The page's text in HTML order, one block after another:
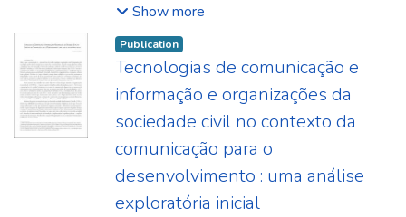
informações sistemáticas voltadas à
transparência pública e à prestação de
contas. Sendo assim, o Mapa das OSCs
vem como uma plataforma que agrega
informações concisas, abrangentes e
acessíveis sobre todas as OSCs brasileiras,
além de integrar diversas bases de dados, o
que oferece aos gestores públicos
informações atualizadas sobre onde as
OSCs atuam e o que realizam,
Show more
Publication
Tecnologias de comunicação e
informação e organizações da
sociedade civil no contexto da
comunicação para o
desenvolvimento : uma análise
exploratória inicial